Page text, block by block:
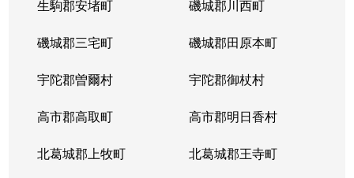
生駒郡安堵町 磯城郡川西町
磯城郡三宅町 磯城郡田原本町
宇陀郡曽爾村 宇陀郡御杖村
高市郡高取町 高市郡明日香村
北葛城郡上牧町 北葛城郡王寺町